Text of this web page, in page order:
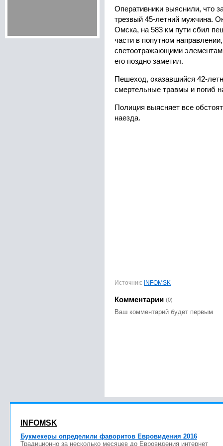
Оперативники выяснили, что
трезвый 45-летний мужчина.
Омска, на 583 км пути сбил
части в попутном
светоотражающими
его поздно заметил.
Пешеход, оказавшийся 42-
смертельные травмы и погиб
Полиция выясняет все
наезда.
Источник: INFOMSK
Комментарии (0)
Ваш комментарий будет первым
INFOMSK
Букмекеры определили фаворитов Евровидения 2016
Традиционно за несколько месяцев до Евровидения интернет